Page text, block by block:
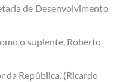
de Desenvolvimento
o suplente, Roberto
da República. (Ricardo